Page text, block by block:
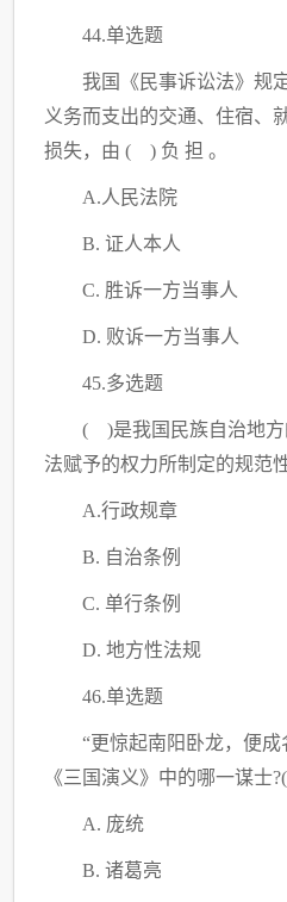
44.单选题
我国《民事诉讼法》规
义务而支出的交通、住宿、
损失，由 ( ) 负 担 。
A.人民法院
B. 证人本人
C. 胜诉一方当事人
D. 败诉一方当事人
45.多选题
( )是我国民族自治地方
法赋予的权力所制定的规范
A.行政规章
B. 自治条例
C. 单行条例
D. 地方性法规
46.单选题
“更惊起南阳卧龙，便
《三国演义》中的哪一谋士
A. 庞统
B. 诸葛亮